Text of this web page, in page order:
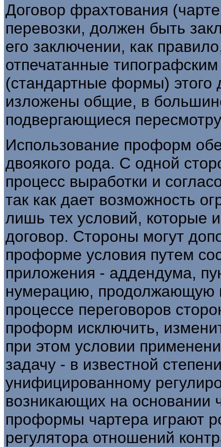
Договор фрахтования
перевозки, должен быть
его заключении, как
отпечатанные
(стандартные формы) этого
изложены общие, в
подвергающиеся
Использование проформ
двоякого рода. С одной
процесс выработки и
так как дает возможность
лишь тех условий, которые
договор. Стороны могут
проформе условия путем
приложения - аддендума,
нумерацию, продолжающую
процессе переговоров
проформ исключить,
при этом условии
задачу - в известной
унифицированному
возникающих на основании
проформы чартера играют
регулятора отношений